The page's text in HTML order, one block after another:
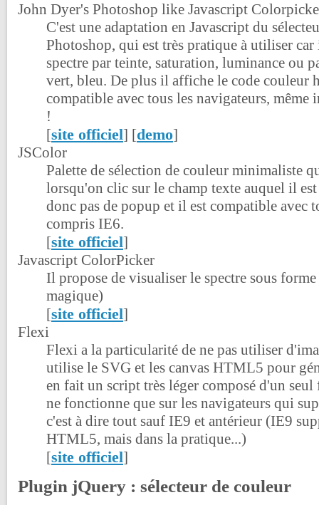
John Dyer's Photoshop like Javascript
C'est une adaptation en Javascript du
Photoshop, qui est très pratique à utiliser
spectre par teinte, saturation, luminance ou
vert, bleu. De plus il affiche le code couleur
compatible avec tous les navigateurs, même
!
[site officiel] [demo]
JSColor
Palette de sélection de couleur minimaliste
lorsqu'on clic sur le champ texte auquel il
donc pas de popup et il est compatible avec
compris IE6.
[site officiel]
Javascript ColorPicker
Il propose de visualiser le spectre sous
magique)
[site officiel]
Flexi
Flexi a la particularité de ne pas utiliser
utilise le SVG et les canvas HTML5 pour
en fait un script très léger composé d'un
ne fonctionne que sur les navigateurs qui
c'est à dire tout sauf IE9 et antérieur (IE9
HTML5, mais dans la pratique...)
[site officiel]
Plugin jQuery : sélecteur de couleur